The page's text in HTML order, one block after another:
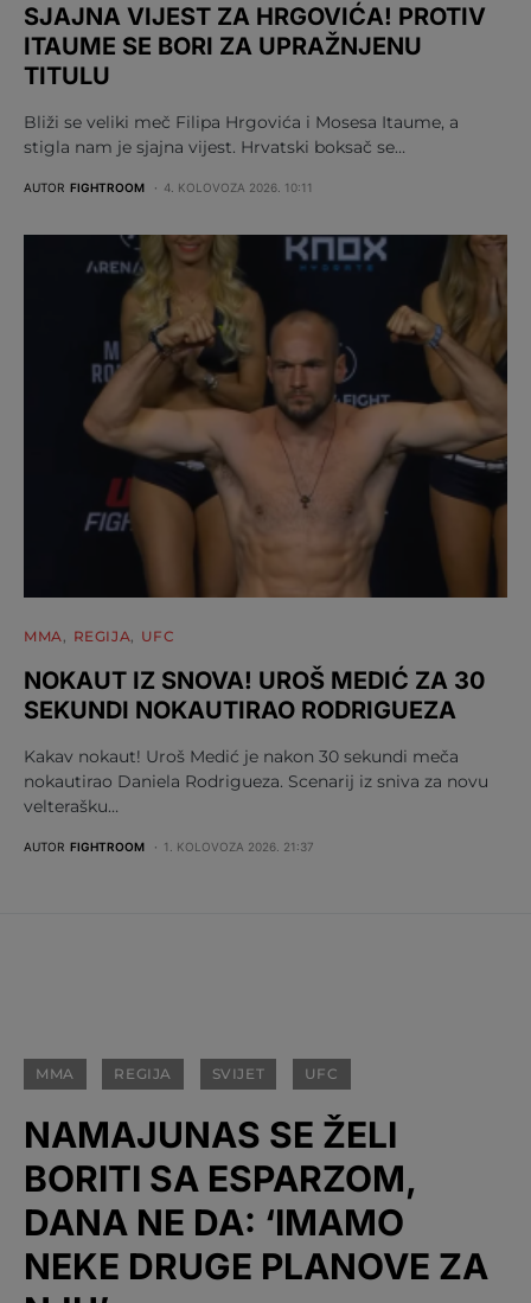
SJAJNA VIJEST ZA HRGOVIĆA! PROTIV
ITAUME SE BORI ZA UPRAŽNJENU
TITULU
Bliži se veliki meč Filipa Hrgovića i Mosesa Itaume, a
stigla nam je sjajna vijest. Hrvatski boksač se…
AUTOR FIGHTROOM 4. KOLOVOZA 2026. 10:11
MMA REGIJA UFC
NOKAUT IZ SNOVA! UROŠ MEDIĆ ZA 30
SEKUNDI NOKAUTIRAO RODRIGUEZA
Kakav nokaut! Uroš Medić je nakon 30 sekundi meča
nokautirao Daniela Rodrigueza. Scenarij iz sniva za novu
velterašku…
AUTOR FIGHTROOM 1. KOLOVOZA 2026. 21:37
MMA REGIJA SVIJET UFC
NAMAJUNAS SE ŽELI
BORITI SA ESPARZOM,
DANA NE DA: ‘IMAMO
NEKE DRUGE PLANOVE ZA